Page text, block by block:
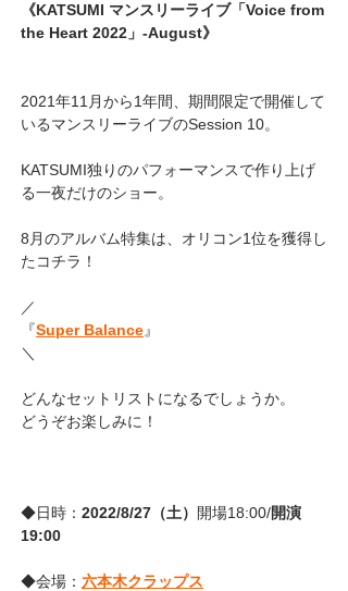
《KATSUMI マンスリーライブ「Voice from
the Heart 2022」-August》
2021年11月から1年間、期間限定で開催して
いるマンスリーライブのSession 10。
KATSUMI独りのパフォーマンスで作り上げ
る一夜だけのショー。
8月のアルバム特集は、オリコン1位を獲得し
たコチラ！
／
『Super Balance』
＼
どんなセットリストになるでしょうか。
どうぞお楽しみに！
◆日時： 2022/8/27（土） 開場18:00/開演
19:00
◆会場： 六本木クラップス